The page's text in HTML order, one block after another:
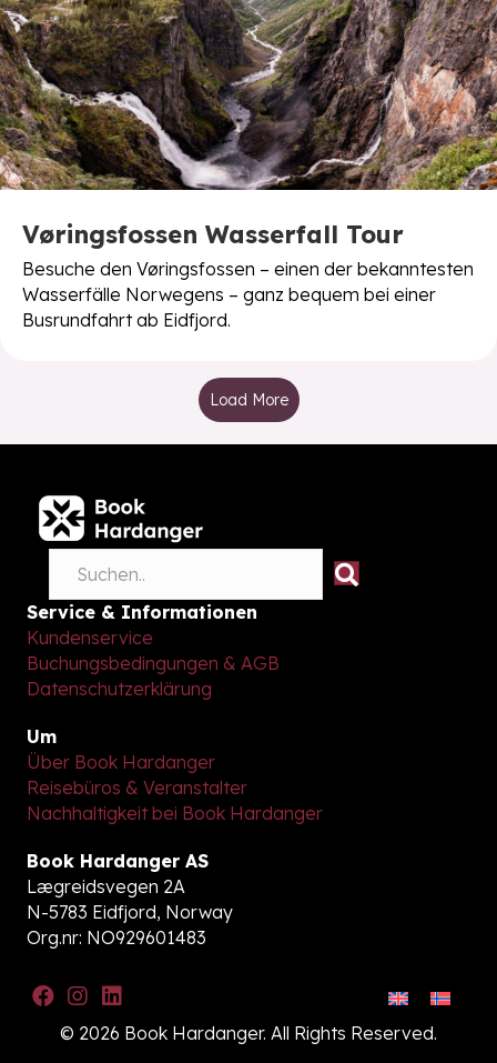
Vøringsfossen Wasserfall Tour
Besuche den Vøringsfossen – einen der bekanntesten
Wasserfälle Norwegens – ganz bequem bei einer
Busrundfahrt ab Eidfjord.
Load More
Service & Informationen
Kundenservice
Buchungsbedingungen & AGB
Datenschutzerklärung
Um
Über Book Hardanger
Reisebüros & Veranstalter
Nachhaltigkeit bei Book Hardanger
Book Hardanger AS
Lægreidsvegen 2A
N-5783 Eidfjord, Norway
Org.nr: NO929601483
© 2026 Book Hardanger. All Rights Reserved.